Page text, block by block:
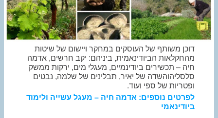
דוכן משותף של העוסקים במחקר ויישום של שיטות
מהחקלאות הביודינאמית, ביניהם: יקב חרשים, אדמה
חיה – תכשירים ביודינמיים, מעגלי מים, ירקות ממשק
סלסליהוהשדה של יאיר, תבלינים של שלמה, נבטים
ופטריות של ספי ועוד.
לפרטים נוספים: אדמה חיה – מעגל עשייה ולימוד
ביודינאמי